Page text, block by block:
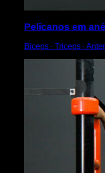
Pelicanos em
Biceps ∙ Triceps ∙